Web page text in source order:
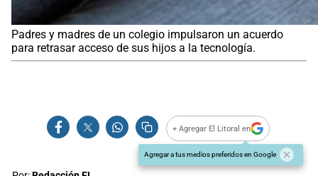
Padres y madres de un colegio impulsaron un acuerdo
para retrasar acceso de sus hijos a la tecnología.
+ Agregar El Litoral en
Agregar a tus medios preferidos en Google